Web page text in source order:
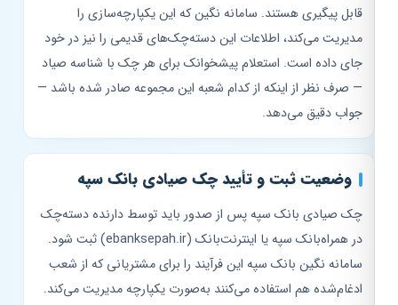
قابل پیگیری هستند. سامانه نگین که این یکپارچه‌سازی را
مدیریت می‌کند، اطلاعات این دسته‌چک‌های قدیمی را نیز در خود
جای داده است. استعلام پیشخوانک برای هر چک با شناسه صیاد
— صرف نظر از اینکه از کدام شعبه این مجموعه صادر شده باشد —
جواب دقیق می‌دهد.
وضعیت ثبت و تأیید چک صیادی بانک سپه
چک صیادی بانک سپه پس از صدور باید توسط دارنده دسته‌چک
در همراه‌بانک سپه یا اینترنت‌بانک (ebanksepah.ir) ثبت شود.
سامانه نگین بانک سپه این فرآیند را برای مشتریانی که از شعب
ادغام‌شده هم استفاده می‌کنند به‌صورت یکپارچه مدیریت می‌کند.